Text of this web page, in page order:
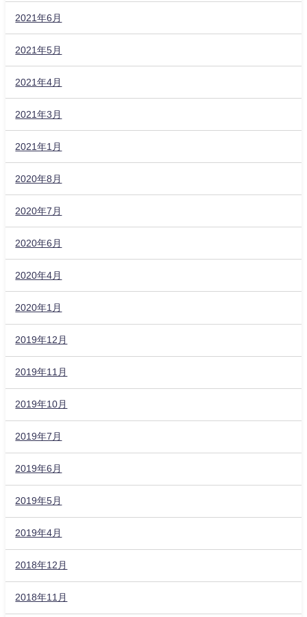
2021年6月
2021年5月
2021年4月
2021年3月
2021年1月
2020年8月
2020年7月
2020年6月
2020年4月
2020年1月
2019年12月
2019年11月
2019年10月
2019年7月
2019年6月
2019年5月
2019年4月
2018年12月
2018年11月